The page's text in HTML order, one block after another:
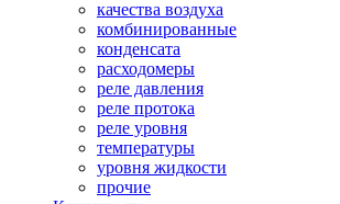
качества воздуха
комбинированные
конденсата
расходомеры
реле давления
реле протока
реле уровня
температуры
уровня жидкости
прочие